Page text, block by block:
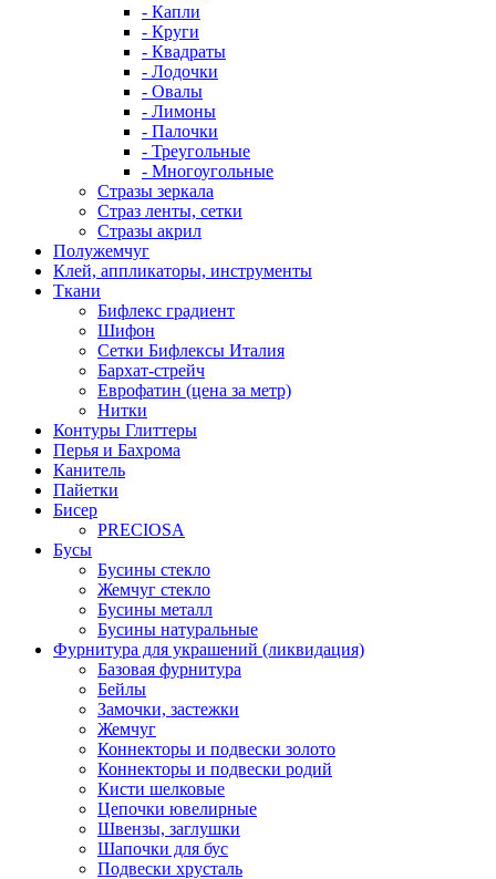
- Капли
- Круги
- Квадраты
- Лодочки
- Овалы
- Лимоны
- Палочки
- Треугольные
- Многоугольные
Стразы зеркала
Страз ленты, сетки
Стразы акрил
Полужемчуг
Клей, аппликаторы, инструменты
Ткани
Бифлекс градиент
Шифон
Сетки Бифлексы Италия
Бархат-стрейч
Еврофатин (цена за метр)
Нитки
Контуры Глиттеры
Перья и Бахрома
Канитель
Пайетки
Бисер
PRECIOSA
Бусы
Бусины стекло
Жемчуг стекло
Бусины металл
Бусины натуральные
Фурнитура для украшений (ликвидация)
Базовая фурнитура
Бейлы
Замочки, застежки
Жемчуг
Коннекторы и подвески золото
Коннекторы и подвески родий
Кисти шелковые
Цепочки ювелирные
Швензы, заглушки
Шапочки для бус
Подвески хрусталь